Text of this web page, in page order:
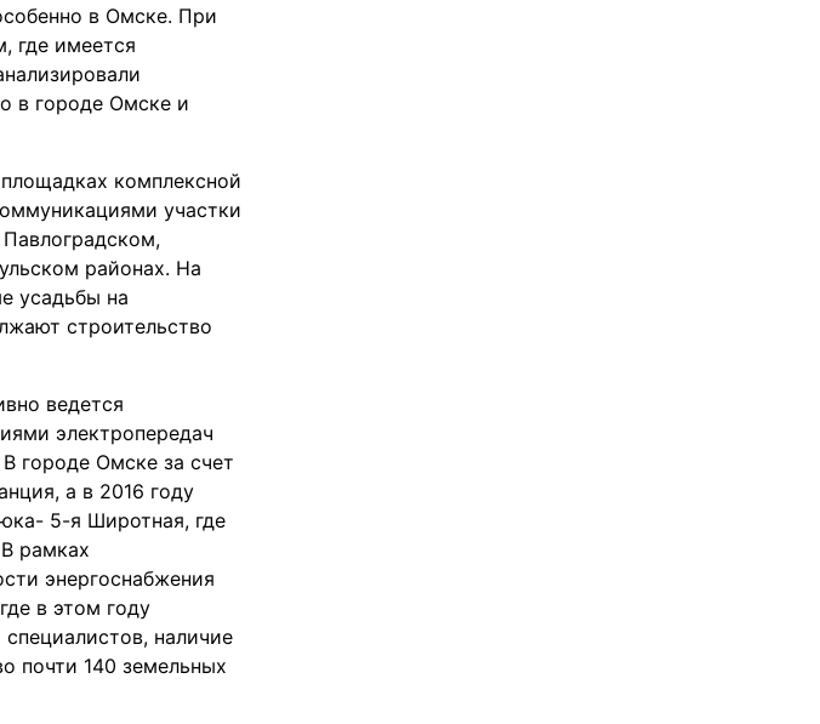
в Омске. При
где имеется
в городе Омске и
комплексной
участки
районах. На
усадьбы на
строительство
ведется
электропередач
городе Омске за счет
а в 2016 году
5-я Широтная, где
рамках
энергоснабжения
в этом году
наличие
почти 140 земельных